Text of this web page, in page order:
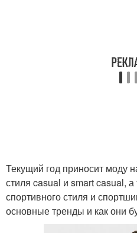
Текущий год приносит моду
стиля casual и smart casual,
спортивного стиля и
основные тренды и как они